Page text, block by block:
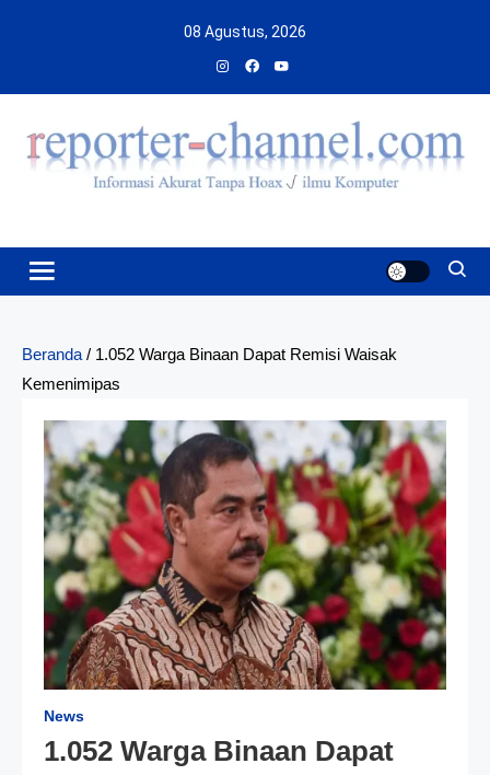
08 Agustus, 2026
Beranda / 1.052 Warga Binaan Dapat Remisi Waisak
Kemenimipas
News
1.052 Warga Binaan Dapat